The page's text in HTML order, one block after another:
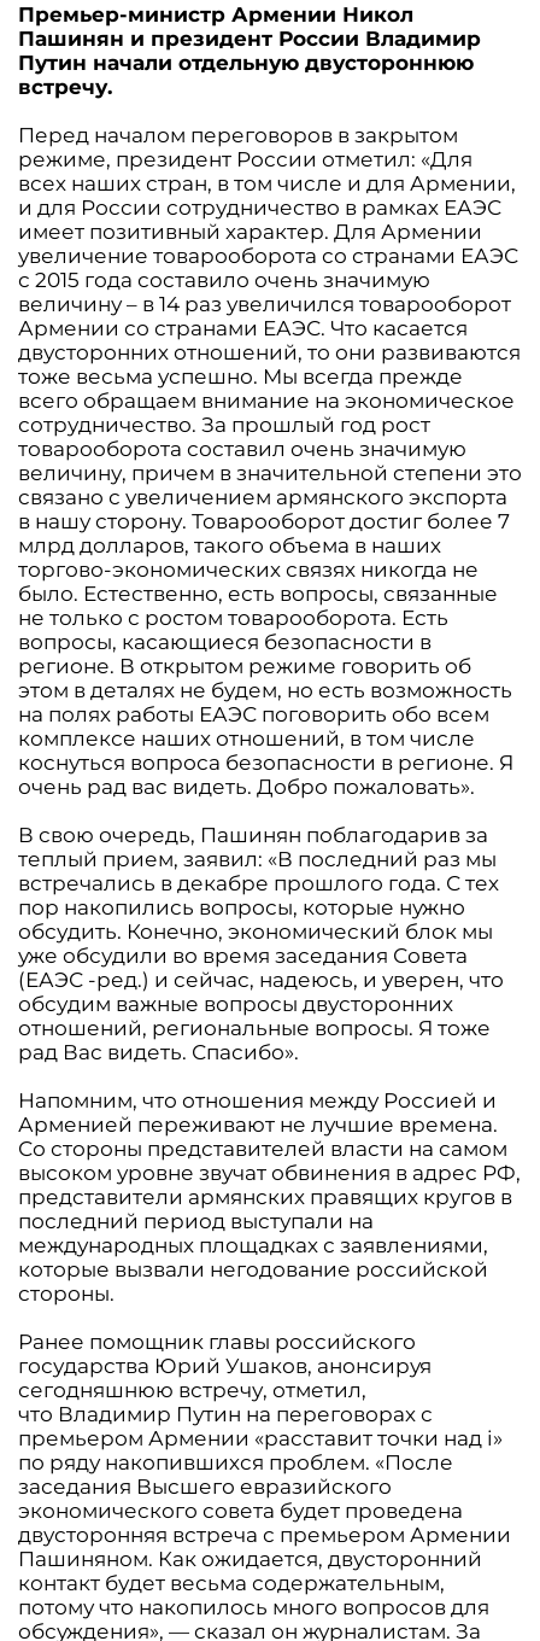
Премьер-министр Армении Никол
Пашинян и президент России Владимир
Путин начали отдельную двустороннюю
встречу.
Перед началом переговоров в закрытом
режиме, президент России отметил: «Для
всех наших стран, в том числе и для Армении,
и для России сотрудничество в рамках ЕАЭС
имеет позитивный характер. Для Армении
увеличение товарооборота со странами ЕАЭС
с 2015 года составило очень значимую
величину – в 14 раз увеличился товарооборот
Армении со странами ЕАЭС. Что касается
двусторонних отношений, то они развиваются
тоже весьма успешно. Мы всегда прежде
всего обращаем внимание на экономическое
сотрудничество. За прошлый год рост
товарооборота составил очень значимую
величину, причем в значительной степени это
связано с увеличением армянского экспорта
в нашу сторону. Товарооборот достиг более 7
млрд долларов, такого объема в наших
торгово-экономических связях никогда не
было. Естественно, есть вопросы, связанные
не только с ростом товарооборота. Есть
вопросы, касающиеся безопасности в
регионе. В открытом режиме говорить об
этом в деталях не будем, но есть возможность
на полях работы ЕАЭС поговорить обо всем
комплексе наших отношений, в том числе
коснуться вопроса безопасности в регионе. Я
очень рад вас видеть. Добро пожаловать».
В свою очередь, Пашинян поблагодарив за
теплый прием, заявил: «В последний раз мы
встречались в декабре прошлого года. С тех
пор накопились вопросы, которые нужно
обсудить. Конечно, экономический блок мы
уже обсудили во время заседания Совета
(ЕАЭС -ред.) и сейчас, надеюсь, и уверен, что
обсудим важные вопросы двусторонних
отношений, региональные вопросы. Я тоже
рад Вас видеть. Спасибо».
Напомним, что отношения между Россией и
Арменией переживают не лучшие времена.
Со стороны представителей власти на самом
высоком уровне звучат обвинения в адрес РФ,
представители армянских правящих кругов в
последний период выступали на
международных площадках с заявлениями,
которые вызвали негодование российской
стороны.
Ранее помощник главы российского
государства Юрий Ушаков, анонсируя
сегодняшнюю встречу, отметил,
что Владимир Путин на переговорах с
премьером Армении «расставит точки над i»
по ряду накопившихся проблем. «После
заседания Высшего евразийского
экономического совета будет проведена
двусторонняя встреча с премьером Армении
Пашиняном. Как ожидается, двусторонний
контакт будет весьма содержательным,
потому что накопилось много вопросов для
обсуждения», — сказал он журналистам. За